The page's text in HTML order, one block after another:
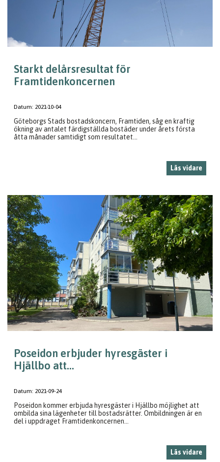
Starkt delårsresultat för
Framtidenkoncernen
Datum: 2021-10-04
Göteborgs Stads bostadskoncern, Framtiden, såg en kraftig
ökning av antalet färdigställda bostäder under årets första
åtta månader samtidigt som resultatet...
Läs vidare
Poseidon erbjuder hyresgäster i
Hjällbo att...
Datum: 2021-09-24
Poseidon kommer erbjuda hyresgäster i Hjällbo möjlighet att
ombilda sina lägenheter till bostadsrätter. Ombildningen är en
del i uppdraget Framtidenkoncernen...
Läs vidare